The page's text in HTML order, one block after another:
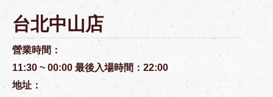
台北中山店
營業時間：
11:30 ~ 00:00 最後入場時間：22:00
地址：